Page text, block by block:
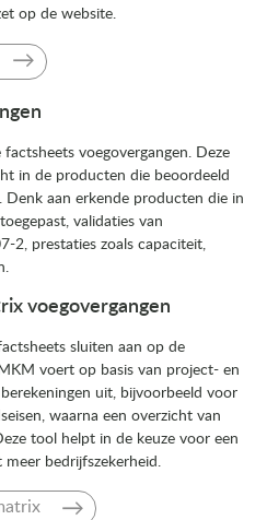
op de website.
voegovergangen. Deze
in de producten die beoordeeld
Denk aan erkende producten die in
validaties van
2, prestaties zoals capaciteit,
voegovergangen
sluiten aan op de
voert op basis van project- en
uit, bijvoorbeeld voor
waarna een overzicht van
tool helpt in de keuze voor een
bedrijfszekerheid.